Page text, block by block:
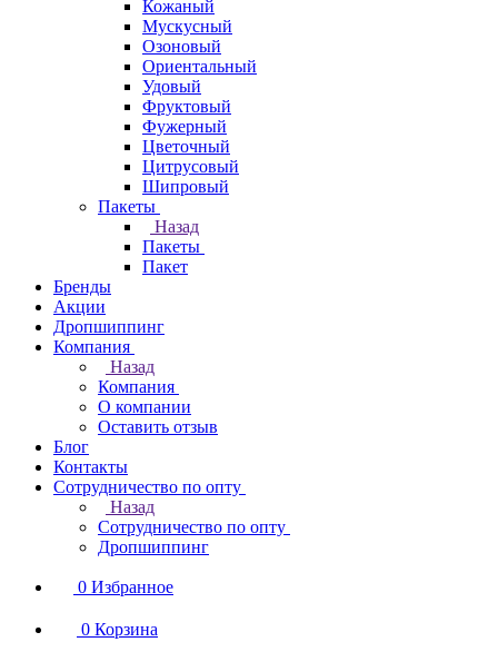
Кожаный
Мускусный
Озоновый
Ориентальный
Удовый
Фруктовый
Фужерный
Цветочный
Цитрусовый
Шипровый
Пакеты
Назад
Пакеты
Пакет
Бренды
Акции
Дропшиппинг
Компания
Назад
Компания
О компании
Оставить отзыв
Блог
Контакты
Сотрудничество по опту
Назад
Сотрудничество по опту
Дропшиппинг
0 Избранное
0 Корзина